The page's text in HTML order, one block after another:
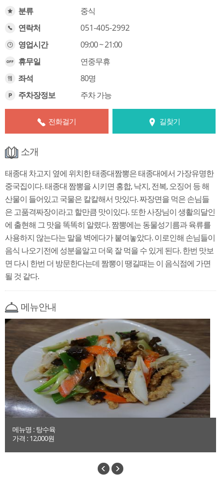
분류
중식
연락처
051-405-2992
영업시간
09:00 ~ 21:00
휴무일
연중무휴
좌석
80명
주차장정보
주차 가능
전화걸기 길찾기
소개
태종대 차고지 옆에 위치한 태종대짬뽕은 태종대에서 가장유명한
중국집이다. 태종대 짬뽕을 시키면 홍합, 낙지, 전복, 오징어 등 해
산물이 들어있고 국물은 칼칼해서 맛있다. 짜장면을 먹은 손님들
은 고품격짜장이라고 할만큼 맛이있다. 또한 사장님이 생활의달인
에 출현해 그 맛을 똑똑히 알렸다. 짬뽕에는 동물성기름과 육류를
사용하지 않는다는 말을 벽에다가 붙여놓았다. 이로인해 손님들이
음식 나오기전에 성분을알고 더욱 잘 먹을 수 있게 된다. 한번 맛보
면 다시 한번 더 방문한다는데 짬뽕이 땡길때는 이 음식점에 가면
될 것 같다.
메뉴안내
메뉴명 : 탕수육
가격 : 12,000원